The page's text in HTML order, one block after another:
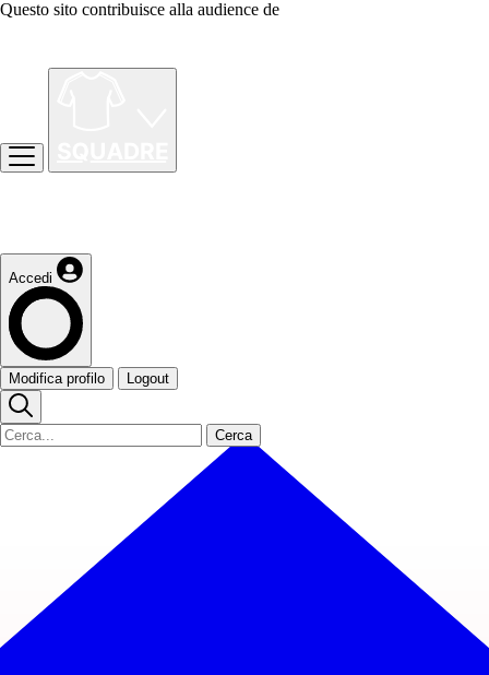
Questo sito contribuisce alla audience de
Accedi
Modifica profilo Logout
Cerca